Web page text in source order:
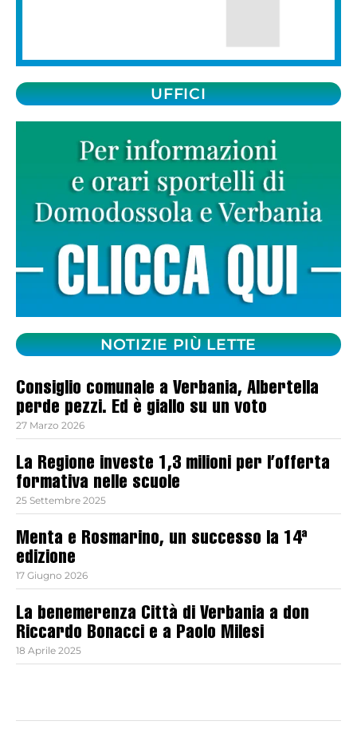
UFFICI
NOTIZIE PIÙ LETTE
Consiglio comunale a Verbania, Albertella
perde pezzi. Ed è giallo su un voto
27 Marzo 2026
La Regione investe 1,3 milioni per l’offerta
formativa nelle scuole
25 Settembre 2025
Menta e Rosmarino, un successo la 14ª
edizione
17 Giugno 2026
La benemerenza Città di Verbania a don
Riccardo Bonacci e a Paolo Milesi
18 Aprile 2025